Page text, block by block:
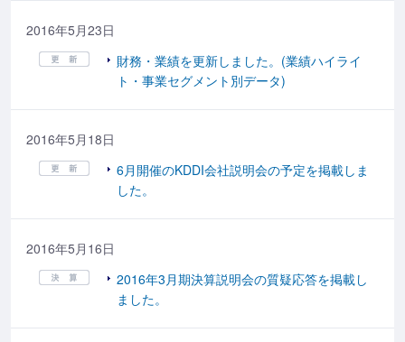
2016年5月23日
財務・業績を更新しました。(業績ハイライ
ト・事業セグメント別データ)
2016年5月18日
6月開催のKDDI会社説明会の予定を掲載しま
した。
2016年5月16日
2016年3月期決算説明会の質疑応答を掲載し
ました。